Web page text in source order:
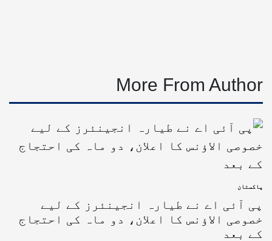
More From Author
پاکستان
پی آئی اے نے طیارہ انجینئرز کے لیے
خصوصی الاؤنس کا اعلان، دو ماہ کی احتجاج
کے بعد